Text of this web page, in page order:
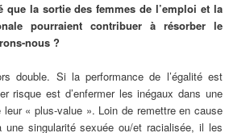
que la sortie des femmes de l’emploi et la
pourraient contribuer à résorber le
nous ?
double. Si la performance de l’égalité est
risque est d’enfermer les inégaux dans une
« plus-value ». Loin de remettre en cause
une singularité sexuée ou/et racialisée, il les